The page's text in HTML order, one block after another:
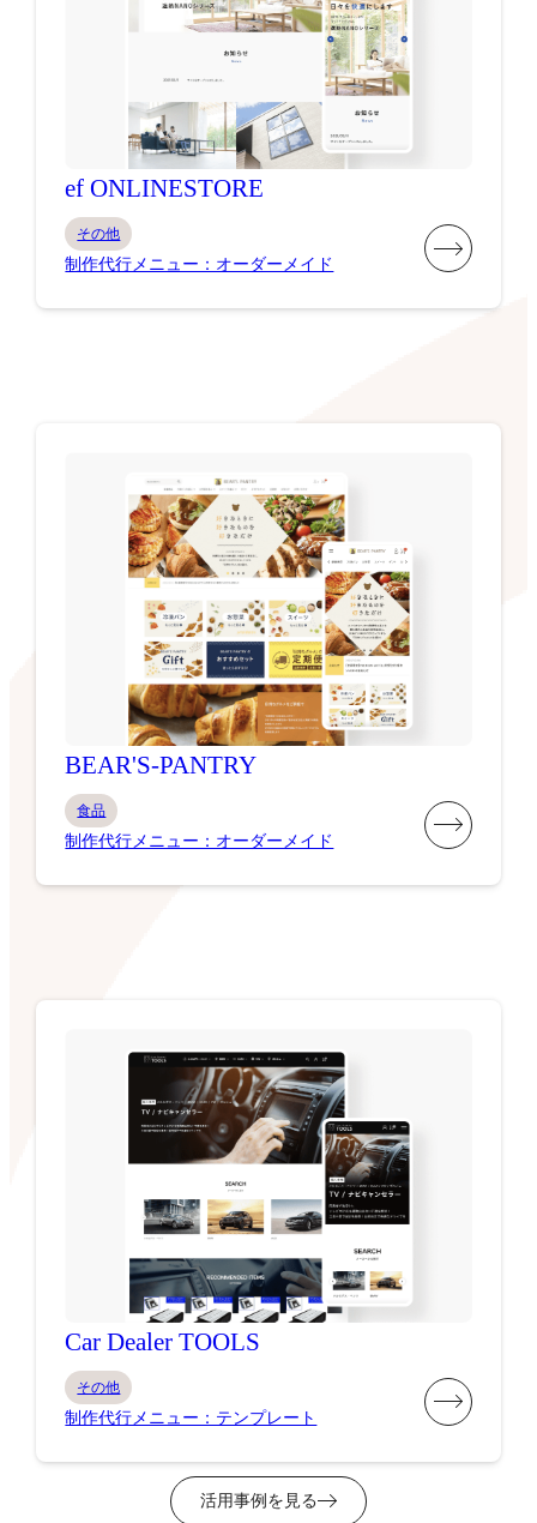
ef ONLINESTORE
その他
制作代行メニュー：オーダーメイド
BEAR'S-PANTRY
食品
制作代行メニュー：オーダーメイド
Car Dealer TOOLS
その他
制作代行メニュー：テンプレート
活用事例を見る